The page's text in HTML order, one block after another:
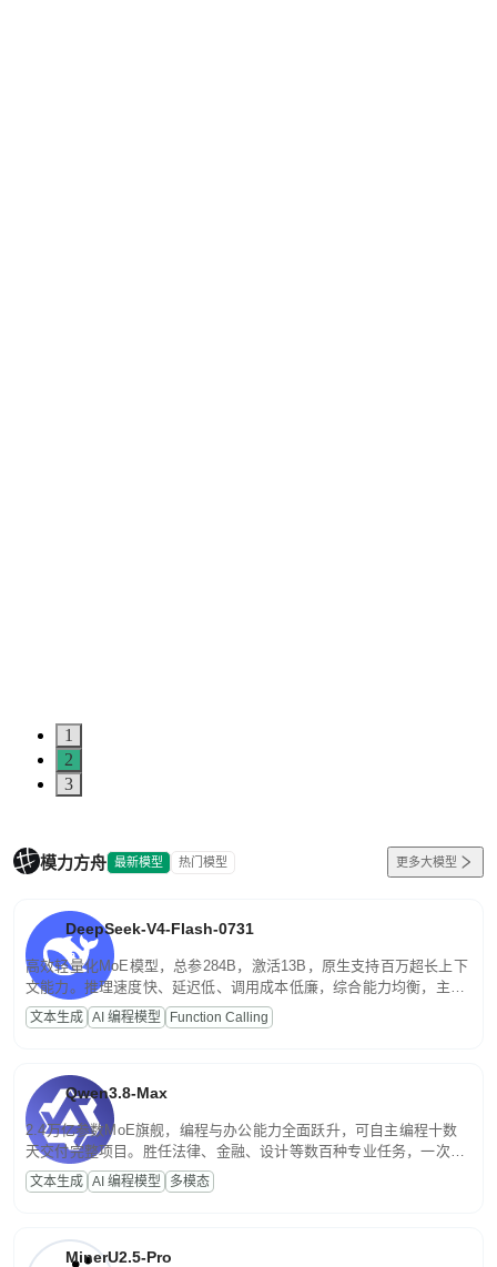
1
2
3
模力方舟 最新模型 热门模型 更多大模型
DeepSeek-V4-Flash-0731
高效轻量化MoE模型，总参284B，激活13B，原生支持百万超长上下
文能力。推理速度快、延迟低、调用成本低廉，综合能力均衡，主打
高并发、轻量化任务，适合日常对话、内容创作、基础 RAG、批量
文案处理等普惠刚需场景。
文本生成 AI 编程模型 Function Calling
Qwen3.8-Max
2.4万亿参数MoE旗舰，编程与办公能力全面跃升，可自主编程十数
天交付完整项目。胜任法律、金融、设计等数百种专业任务，一次对
话端到端交付生产级成果。原生视觉理解贯穿规划、执行与验证全流
程，支持超长文档与长视频的深度语义解析。长程任务中自主规划与
文本生成 AI 编程模型 多模态
MinerU2.5-Pro